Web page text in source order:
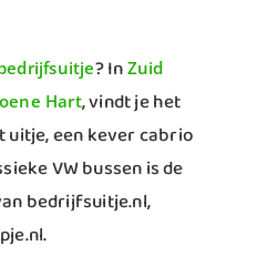
? In Zuid
Hart, vindt je het
uitje, een kever cabrio
VW bussen is de
bedrijfsuitje.nl,